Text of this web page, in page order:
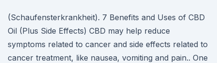
(Schaufensterkrankheit). 7 Benefits and Uses of CBD
Oil (Plus Side Effects) CBD may help reduce
symptoms related to cancer and side effects related to
cancer treatment, like nausea, vomiting and pain.. One